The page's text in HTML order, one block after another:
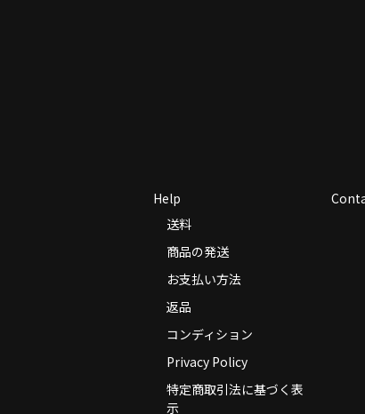
Help
送料
商品の発送
お支払い方法
返品
コンディション
Privacy Policy
特定商取引法に基づく表
示